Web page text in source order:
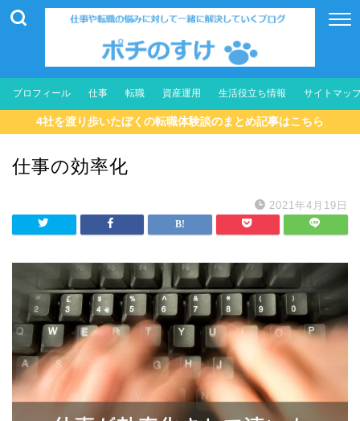
プロフィール 仕事 転職 資産運用 生活役立ち情報 サイトマッ
4社を渡り歩いたぼくの転職体験談のまとめ記事はこちら
仕事の効率化
2021年4月19日